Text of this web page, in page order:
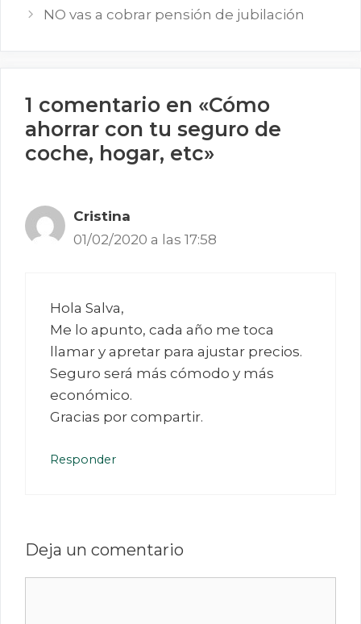
NO vas a cobrar pensión de jubilación
1 comentario en «Cómo
ahorrar con tu seguro de
coche, hogar, etc»
Cristina
01/02/2020 a las 17:58
Hola Salva,
Me lo apunto, cada año me toca
llamar y apretar para ajustar precios.
Seguro será más cómodo y más
económico.
Gracias por compartir.
Responder
Deja un comentario